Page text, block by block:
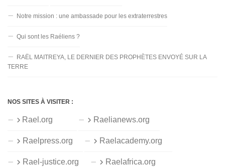
Notre mission : une ambassade pour les extraterrestres
Qui sont les Raéliens ?
RAËL MAITREYA, LE DERNIER DES PROPHÈTES ENVOYÉ SUR LA
TERRE
NOS SITES À VISITER :
Rael.org Raelianews.org
Raelpress.org Raelacademy.org
Rael-justice.org Raelafrica.org